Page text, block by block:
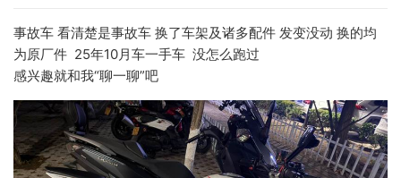
事故车 看清楚是事故车 换了车架及诸多配件 发变没动 换的均
为原厂件  25年10月车一手车  没怎么跑过
感兴趣就和我“聊一聊”吧